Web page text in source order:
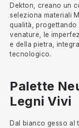
Dekton, creano un
seleziona materiali
qualità, progettando
venature, le
e della pietra,
tecnologico.
Palette
Legni Vivi
Dal bianco gesso al